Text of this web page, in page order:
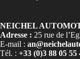
NEICHEL
Adresse : 25 rue de
E-mail :
Tél. : +33 (0)3 88 05 55